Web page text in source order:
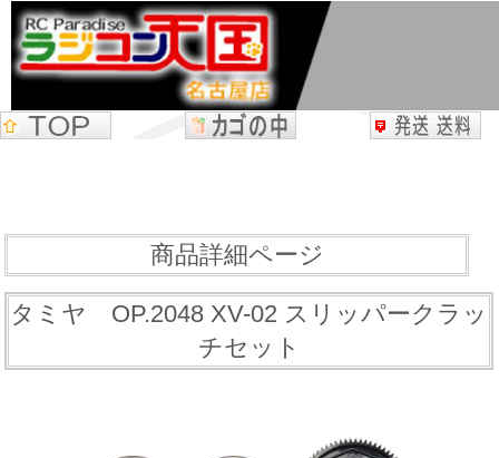
商品詳細ページ
タミヤ OP.2048 XV-02 スリッパークラッ
チセット